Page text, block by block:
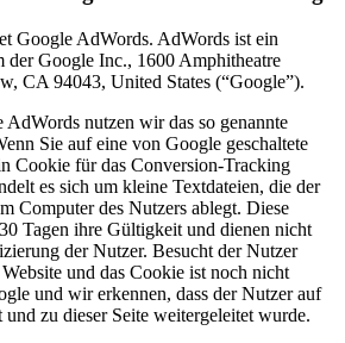
Google AdWords. AdWords ist ein
der Google Inc., 1600 Amphitheatre
CA 94043, United States (“Google”).
nutzen wir das so genannte
Sie auf eine von Google geschaltete
Cookie für das Conversion-Tracking
es sich um kleine Textdateien, die der
Computer des Nutzers ablegt. Diese
Tagen ihre Gültigkeit und dienen nicht
der Nutzer. Besucht der Nutzer
und das Cookie ist noch nicht
und wir erkennen, dass der Nutzer auf
zu dieser Seite weitergeleitet wurde.